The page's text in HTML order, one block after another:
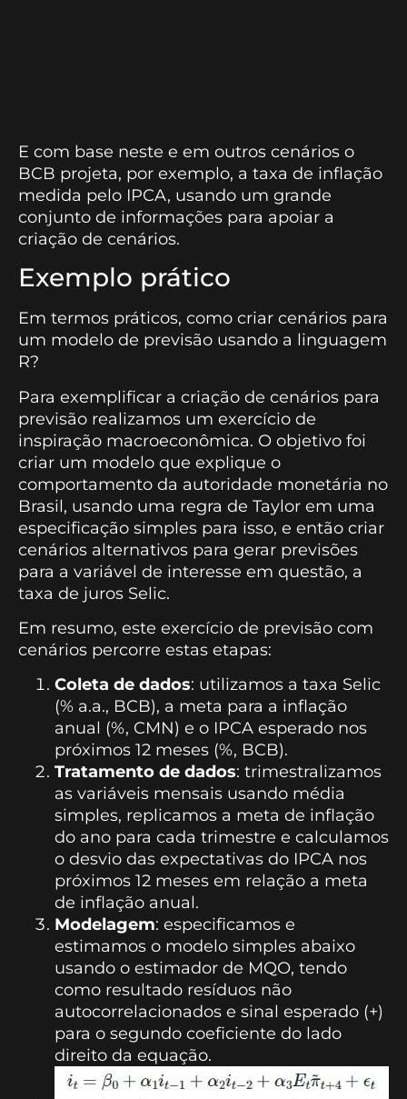
E com base neste e em outros cenários o
BCB projeta, por exemplo, a taxa de inflação
medida pelo IPCA, usando um grande
conjunto de informações para apoiar a
criação de cenários.
Exemplo prático
Em termos práticos, como criar cenários para
um modelo de previsão usando a linguagem
R?
Para exemplificar a criação de cenários para
previsão realizamos um exercício de
inspiração macroeconômica. O objetivo foi
criar um modelo que explique o
comportamento da autoridade monetária no
Brasil, usando uma regra de Taylor em uma
especificação simples para isso, e então criar
cenários alternativos para gerar previsões
para a variável de interesse em questão, a
taxa de juros Selic.
Em resumo, este exercício de previsão com
cenários percorre estas etapas:
Coleta de dados: utilizamos a taxa Selic
(% a.a., BCB), a meta para a inflação
anual (%, CMN) e o IPCA esperado nos
próximos 12 meses (%, BCB).
Tratamento de dados: trimestralizamos
as variáveis mensais usando média
simples, replicamos a meta de inflação
do ano para cada trimestre e calculamos
o desvio das expectativas do IPCA nos
próximos 12 meses em relação a meta
de inflação anual.
Modelagem: especificamos e
estimamos o modelo simples abaixo
usando o estimador de MQO, tendo
como resultado resíduos não
autocorrelacionados e sinal esperado (+)
para o segundo coeficiente do lado
direito da equação.